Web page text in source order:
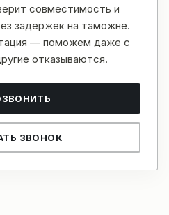
совместимость и
задержек на таможне.
— поможем даже с
отказываются.
ЗВОНОК